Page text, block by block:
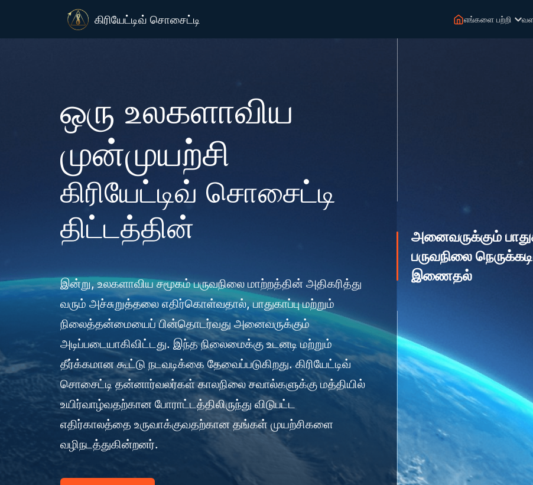
கிரியேட்டிவ் சொசைட்டி எங்களை பற்றி
ஒரு உலகளாவிய
முன்முயற்சி
கிரியேட்டிவ் சொசைட்டி
திட்டத்தின்
இன்று, உலகளாவிய சமூகம் பருவநிலை மாற்றத்தின் அதிகரித்து
வரும் அச்சுறுத்தலை எதிர்கொள்வதால், பாதுகாப்பு மற்றும்
நிலைத்தன்மையைப் பின்தொடர்வது அனைவருக்கும்
அடிப்படையாகிவிட்டது. இந்த நிலைமைக்கு உடனடி மற்றும்
தீர்க்கமான கூட்டு நடவடிக்கை தேவைப்படுகிறது. கிரியேட்டிவ்
சொசைட்டி தன்னார்வலர்கள் காலநிலை சவால்களுக்கு மத்தியில்
உயிர்வாழ்வதற்கான போராட்டத்திலிருந்து விடுபட்ட
எதிர்காலத்தை உருவாக்குவதற்கான தங்கள் முயற்சிகளை
வழிநடத்துகின்றனர்.
அனைவருக்கும்
பருவநிலை
இணைதல்